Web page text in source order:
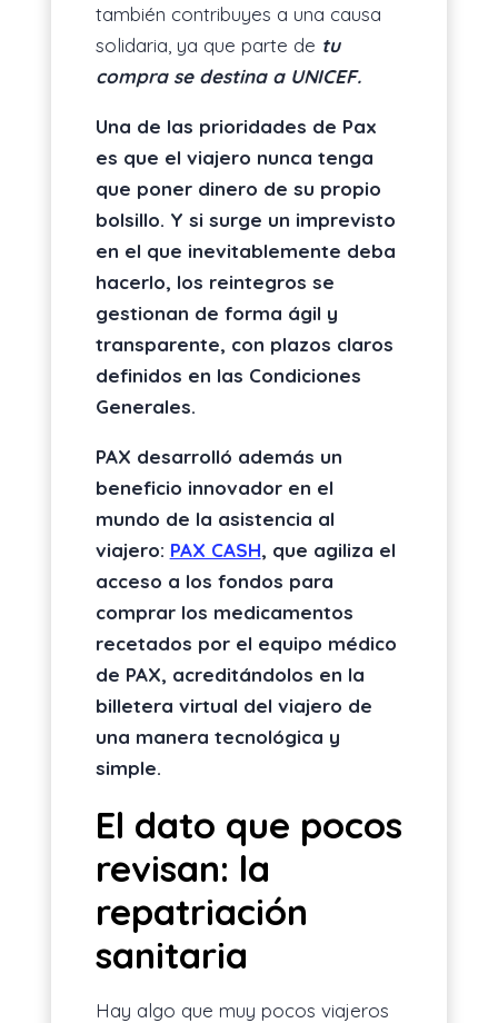
también contribuyes a una causa
solidaria, ya que parte de tu
compra se destina a UNICEF.
Una de las prioridades de Pax
es que el viajero nunca tenga
que poner dinero de su propio
bolsillo. Y si surge un imprevisto
en el que inevitablemente deba
hacerlo, los reintegros se
gestionan de forma ágil y
transparente, con plazos claros
definidos en las Condiciones
Generales.
PAX desarrolló además un
beneficio innovador en el
mundo de la asistencia al
viajero: PAX CASH, que agiliza el
acceso a los fondos para
comprar los medicamentos
recetados por el equipo médico
de PAX, acreditándolos en la
billetera virtual del viajero de
una manera tecnológica y
simple.
El dato que pocos
revisan: la
repatriación
sanitaria
Hay algo que muy pocos viajeros